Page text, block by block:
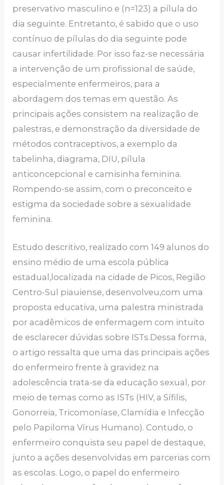
preservativo masculino e (n=123) a pílula do
dia seguinte. Entretanto, é sabido que o uso
contínuo de pílulas do dia seguinte pode
causar infertilidade. Por isso faz-se necessária
a intervenção de um profissional de saúde,
especialmente enfermeiros, para a
abordagem dos temas em questão. As
principais ações consistem na realização de
palestras, e demonstração da diversidade de
métodos contraceptivos, a exemplo da
tabelinha, diagrama, DIU, pílula
anticoncepcional e camisinha feminina.
Rompendo-se assim, com o preconceito e
estigma da sociedade sobre a sexualidade
feminina.
Estudo descritivo, realizado com 149 alunos do
ensino médio de uma escola pública
estadual,localizada na cidade de Picos, Região
Centro-Sul piauiense, desenvolveu,com uma
proposta educativa, uma palestra ministrada
por acadêmicos de enfermagem com intuito
de esclarecer dúvidas sobre ISTs.Dessa forma,
o artigo ressalta que uma das principais ações
do enfermeiro frente à gravidez na
adolescência trata-se da educação sexual, por
meio de temas como as ISTs (HIV, a Sífilis,
Gonorreia, Tricomoníase, Clamídia e Infecção
pelo Papiloma Vírus Humano). Contudo, o
enfermeiro conquista seu papel de destaque,
junto a ações desenvolvidas em parcerias com
as escolas. Logo, o papel do enfermeiro